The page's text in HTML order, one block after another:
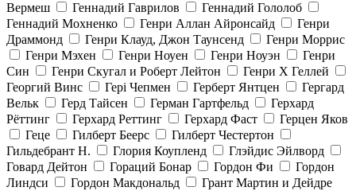
Вермеш
Геннадий Гаврилов
Геннадий Гололоб
Геннадий Мохненко
Генри Аллан Айронсайд
Генри
Драммонд
Генри Клауд, Джон Таунсенд
Генри Моррис
Генри Мэхен
Генри Ноуен Генри Ноуэн
Генри
Син
Генри Скугал и Роберт Лейтон
Генри Х Геллей
Георгий Винс
Гері Чепмен Герберт Янтцен
Гергард
Вельк
Герд Тайсен Герман Гартфельд
Герхард
Рёттинг
Герхард Реттинг Герхард Фаст
Герцен Яков
Геце
Гилберт Беерс
Гилберт Честертон
Гильдебрант Н.
Глория Коупленд
Глэйдис Эйлворд
Говард Дейтон
Гораций Бонар Гордон Фи
Гордон
Линдси
Гордон Макдональд
Грант Мартин и Дейдре